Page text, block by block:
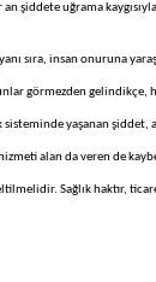
uğrama
sıra, insan onuruna
görmezden gelindikçe,
yaşanan
alan da veren de
Sağlık haktır,